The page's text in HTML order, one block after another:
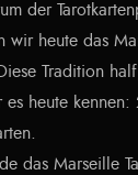
der
heute das
Tradition
es heute
das Marseille